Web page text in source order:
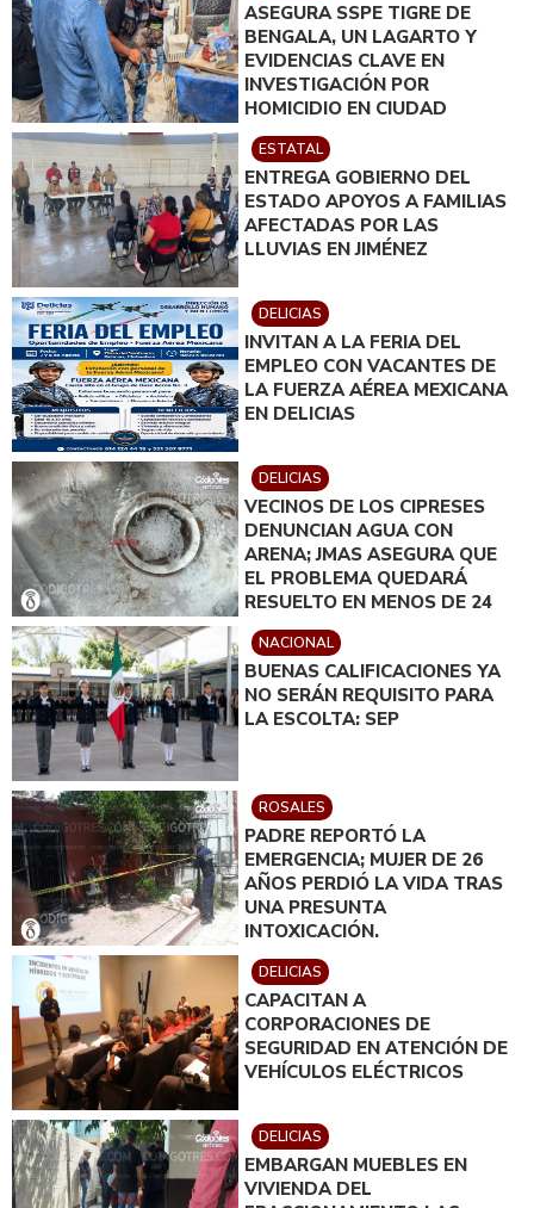
ASEGURA SSPE TIGRE DE
BENGALA, UN LAGARTO Y
EVIDENCIAS CLAVE EN
INVESTIGACIÓN POR
HOMICIDIO EN CIUDAD
JUÁREZ; EN CATEO
INSTRUIDO POR GILBERTO
LOYA
ESTATAL
ENTREGA GOBIERNO DEL
ESTADO APOYOS A FAMILIAS
AFECTADAS POR LAS
LLUVIAS EN JIMÉNEZ
DELICIAS
INVITAN A LA FERIA DEL
EMPLEO CON VACANTES DE
LA FUERZA AÉREA MEXICANA
EN DELICIAS
DELICIAS
VECINOS DE LOS CIPRESES
DENUNCIAN AGUA CON
ARENA; JMAS ASEGURA QUE
EL PROBLEMA QUEDARÁ
RESUELTO EN MENOS DE 24
HORAS
NACIONAL
BUENAS CALIFICACIONES YA
NO SERÁN REQUISITO PARA
LA ESCOLTA: SEP
ROSALES
PADRE REPORTÓ LA
EMERGENCIA; MUJER DE 26
AÑOS PERDIÓ LA VIDA TRAS
UNA PRESUNTA
INTOXICACIÓN.
DELICIAS
CAPACITAN A
CORPORACIONES DE
SEGURIDAD EN ATENCIÓN DE
VEHÍCULOS ELÉCTRICOS
DELICIAS
EMBARGAN MUEBLES EN
VIVIENDA DEL